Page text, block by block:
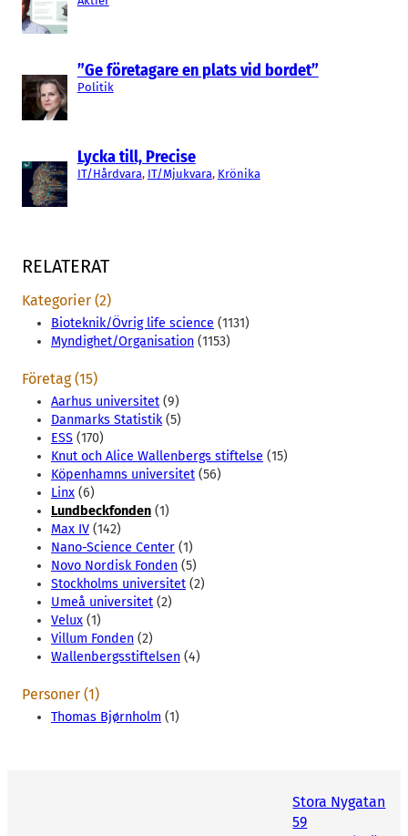
”Ge företagare en plats vid bordet”
Politik
Lycka till, Precise
IT/Hårdvara, IT/Mjukvara, Krönika
RELATERAT
Kategorier (2)
Bioteknik/Övrig life science (1131)
Myndighet/Organisation (1153)
Företag (15)
Aarhus universitet (9)
Danmarks Statistik(5)
ESS (170)
Knut och Alice Wallenbergs stiftelse (15)
Köpenhamns universitet (56)
Linx (6)
Lundbeckfonden (1)
Max IV (142)
Nano-Science Center (1)
Novo Nordisk Fonden (5)
Stockholms universitet (2)
Umeå universitet (2)
Velux (1)
Villum Fonden (2)
Wallenbergsstiftelsen (4)
Personer (1)
Thomas Bjørnholm (1)
Stora Nygatan
59